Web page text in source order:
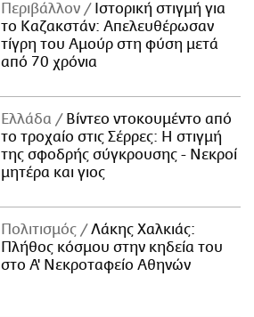
Περιβάλλον
Ιστορική στιγμή για
το Καζακστάν: Απελευθέρωσαν
τίγρη του Αμούρ στη φύση μετά
από 70 χρόνια
Ελλάδα
Βίντεο ντοκουμέντο από
το τροχαίο στις Σέρρες: Η στιγμή
της σφοδρής σύγκρουσης - Νεκροί
μητέρα και γιος
Πολιτισμός
Λάκης Χαλκιάς:
Πλήθος κόσμου στην κηδεία του
στο Α' Νεκροταφείο Αθηνών